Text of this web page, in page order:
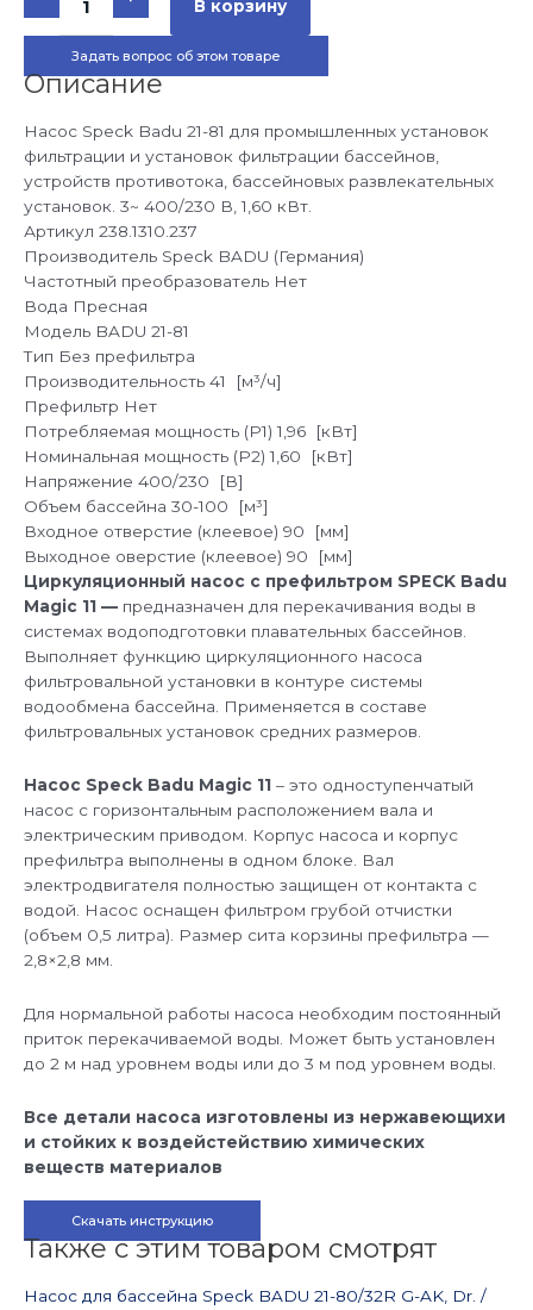
Насос
Speck
BADU
21-
Y/
∆
400/230
В,
1,96/1,60
кВт
В корзину
Задать вопрос об этом товаре
Описание
Насос Speck Badu 21-81 для промышленных установок
фильтрации и установок фильтрации бассейнов,
устройств противотока, бассейновых развлекательных
установок. 3~ 400/230 В, 1,60 кВт.
Артикул 238.1310.237
Производитель Speck BADU (Германия)
Частотный преобразователь Нет
Вода Пресная
Модель BADU 21-81
Тип Без префильтра
Производительность 41 [м³/ч]
Префильтр Нет
Потребляемая мощность (P1) 1,96 [кВт]
Номинальная мощность (P2) 1,60 [кВт]
Напряжение 400/230 [В]
Объем бассейна 30-100 [м³]
Входное отверстие (клеевое) 90 [мм]
Выходное оверстие (клеевое) 90 [мм]
Циркуляционный насос с префильтром SPECK Badu
Magic 11 — предназначен для перекачивания воды в
системах водоподготовки плавательных бассейнов.
Выполняет функцию циркуляционного насоса
фильтровальной установки в контуре системы
водообмена бассейна. Применяется в составе
фильтровальных установок средних размеров.
Насос Speck Badu Magic 11 – это одноступенчатый
насос с горизонтальным расположением вала и
электрическим приводом. Корпус насоса и корпус
префильтра выполнены в одном блоке. Вал
электродвигателя полностью защищен от контакта с
водой. Насос оснащен фильтром грубой отчистки
(объем 0,5 литра). Размер сита корзины префильтра —
2,8×2,8 мм.
Для нормальной работы насоса необходим постоянный
приток перекачиваемой воды. Может быть установлен
до 2 м над уровнем воды или до 3 м под уровнем воды.
Все детали насоса изготовлены из нержавеющихи
и стойких к воздейстействию химических
веществ материалов
Скачать инструкцию
Также с этим товаром смотрят
Насос для бассейна Speck BADU 21-80/32R G-AK, Dr. /